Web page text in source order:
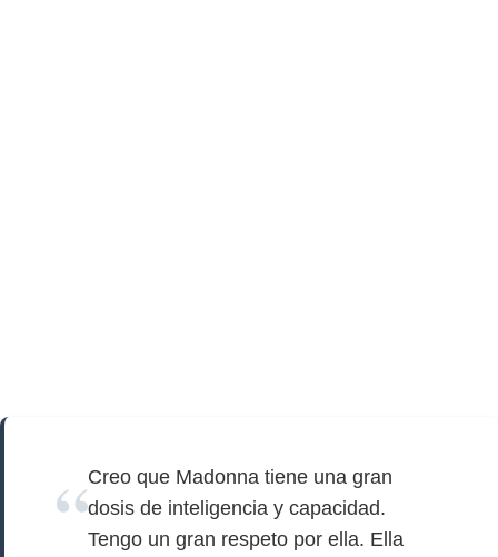
Creo que Madonna tiene una gran
dosis de inteligencia y capacidad.
Tengo un gran respeto por ella. Ella